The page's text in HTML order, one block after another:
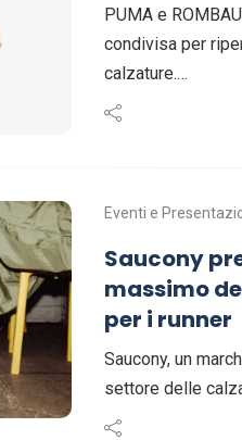
PUMA e
condivisa per
calzature.…
Eventi e
Saucony
massimo
per i runner
Saucony, un
settore delle